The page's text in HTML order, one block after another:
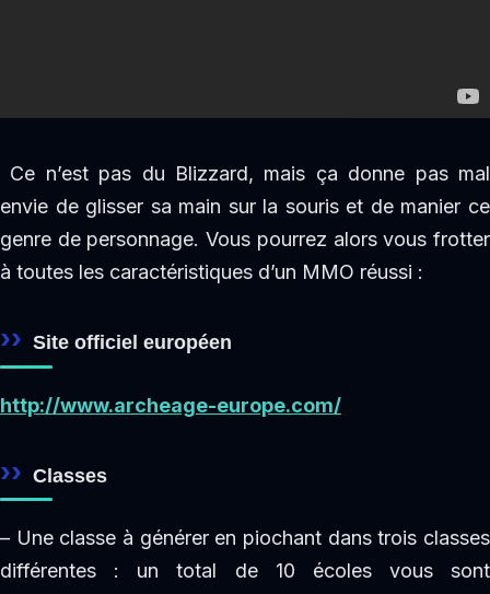
Ce n’est pas du Blizzard, mais ça donne pas mal
envie de glisser sa main sur la souris et de manier ce
genre de personnage. Vous pourrez alors vous frotter
à toutes les caractéristiques d’un MMO réussi :
Site officiel européen
http://www.archeage-europe.com/
Classes
– Une classe à générer en piochant dans trois classes
différentes : un total de 10 écoles vous sont